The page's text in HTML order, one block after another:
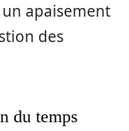
apaisement
des
du temps